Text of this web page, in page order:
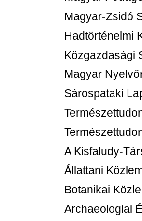
Magyar-Zsidó
Hadtörténelmi
Közgazdasági
Magyar
Sárospataki
A Kisfaludy-
Állattani
Botanikai
Archaeologiai